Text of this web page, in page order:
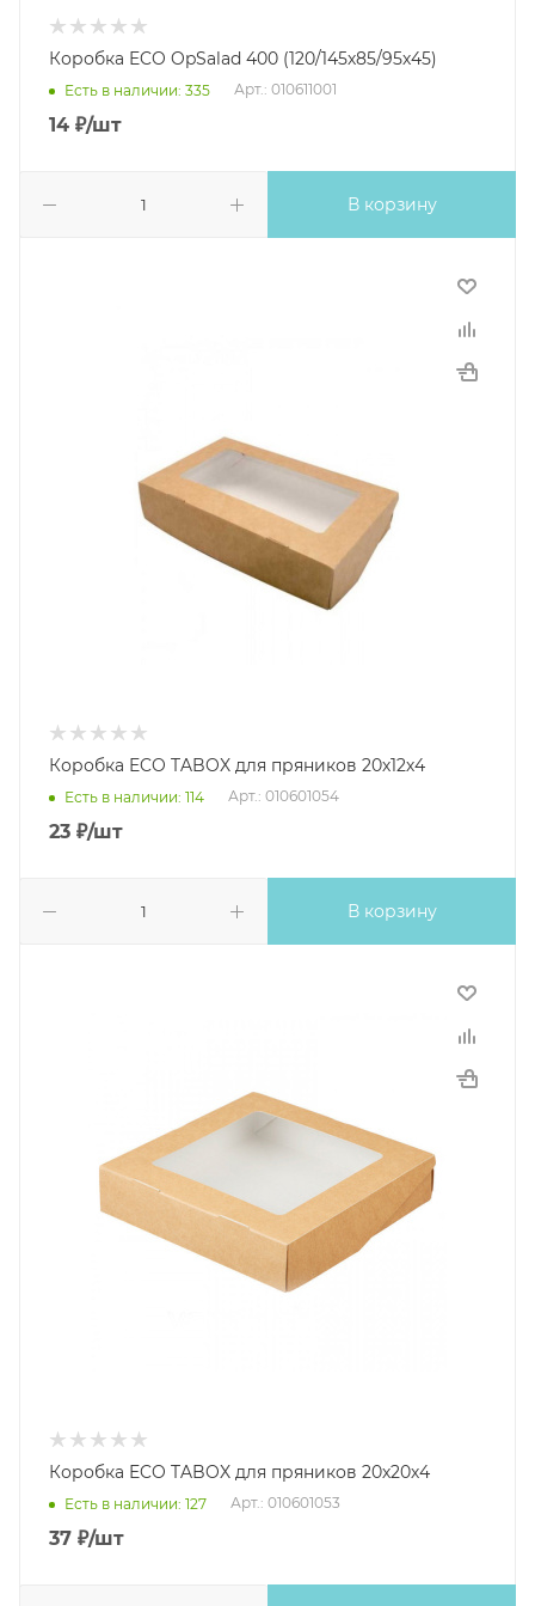
Коробка ECO OpSalad 400 (120/145х85/95х45)
Есть в наличии: 335 Арт.: 010611001
14 ₽/шт
В корзину
Коробка ECO TABOX для пряников 20х12х4
Есть в наличии: 114 Арт.: 010601054
23 ₽/шт
В корзину
Коробка ECO TABOX для пряников 20х20х4
Есть в наличии: 127 Арт.: 010601053
37 ₽/шт